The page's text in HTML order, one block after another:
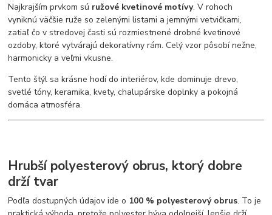
Najkrajším prvkom sú ružové kvetinové motívy. V rohoch
vyniknú väčšie ruže so zelenými listami a jemnými vetvičkami,
zatiaľ čo v stredovej časti sú rozmiestnené drobné kvetinové
ozdoby, ktoré vytvárajú dekoratívny rám. Celý vzor pôsobí nežne,
harmonicky a veľmi vkusne.
Tento štýl sa krásne hodí do interiérov, kde dominuje drevo,
svetlé tóny, keramika, kvety, chalupárske doplnky a pokojná
domáca atmosféra.
Hrubší polyesterový obrus, ktorý dobre
drží tvar
Podľa dostupných údajov ide o 100 % polyesterový obrus. To je